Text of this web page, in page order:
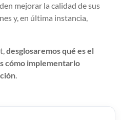
mejorar la calidad de sus
y, en última instancia,
desglosaremos qué es el
cómo implementarlo
.